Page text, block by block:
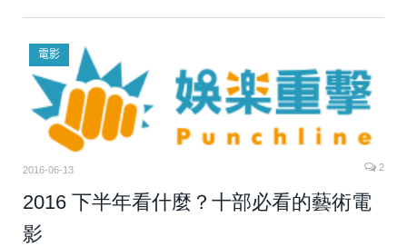
電影
2016-06-13 2
2016 下半年看什麼？十部必看的藝術電
影